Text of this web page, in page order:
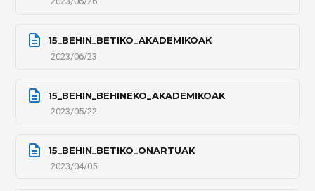
15_BEHIN_BETIKO_AKADEMIKOAK
2023/06/23
15_BEHIN_BEHINEKO_AKADEMIKOAK
2023/05/22
15_BEHIN_BETIKO_ONARTUAK
2023/04/05